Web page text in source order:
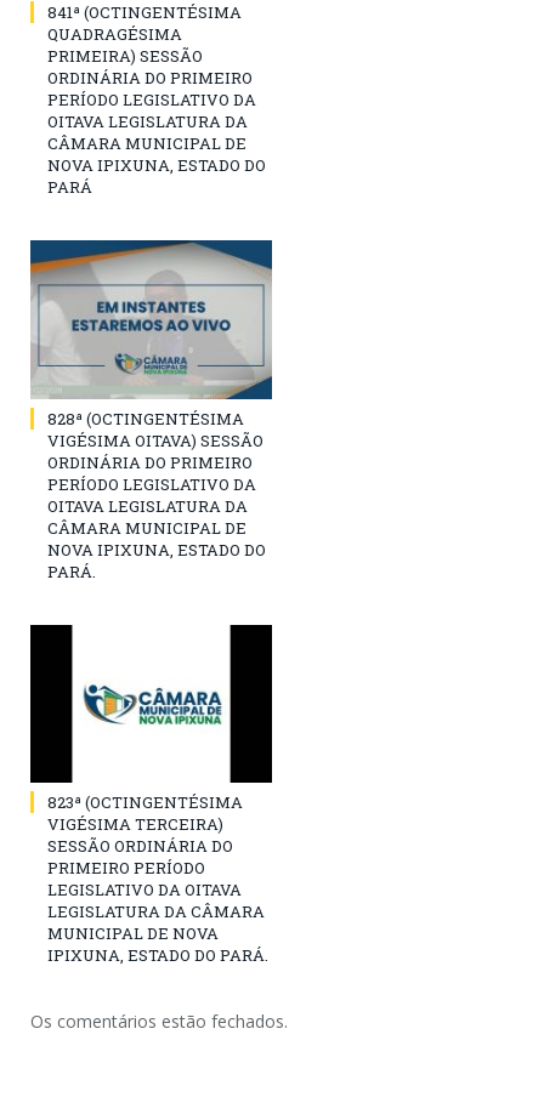
841ª (OCTINGENTÉSIMA
QUADRAGÉSIMA
PRIMEIRA) SESSÃO
ORDINÁRIA DO PRIMEIRO
PERÍODO LEGISLATIVO DA
OITAVA LEGISLATURA DA
CÂMARA MUNICIPAL DE
NOVA IPIXUNA, ESTADO DO
PARÁ
828ª (OCTINGENTÉSIMA
VIGÉSIMA OITAVA) SESSÃO
ORDINÁRIA DO PRIMEIRO
PERÍODO LEGISLATIVO DA
OITAVA LEGISLATURA DA
CÂMARA MUNICIPAL DE
NOVA IPIXUNA, ESTADO DO
PARÁ.
823ª (OCTINGENTÉSIMA
VIGÉSIMA TERCEIRA)
SESSÃO ORDINÁRIA DO
PRIMEIRO PERÍODO
LEGISLATIVO DA OITAVA
LEGISLATURA DA CÂMARA
MUNICIPAL DE NOVA
IPIXUNA, ESTADO DO PARÁ.
Os comentários estão fechados.